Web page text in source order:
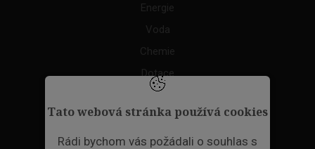
Tato webová stránka používá cookies
Rádi bychom vás požádali o souhlas s
Energie
Voda
Chemie
Dotace
Akce